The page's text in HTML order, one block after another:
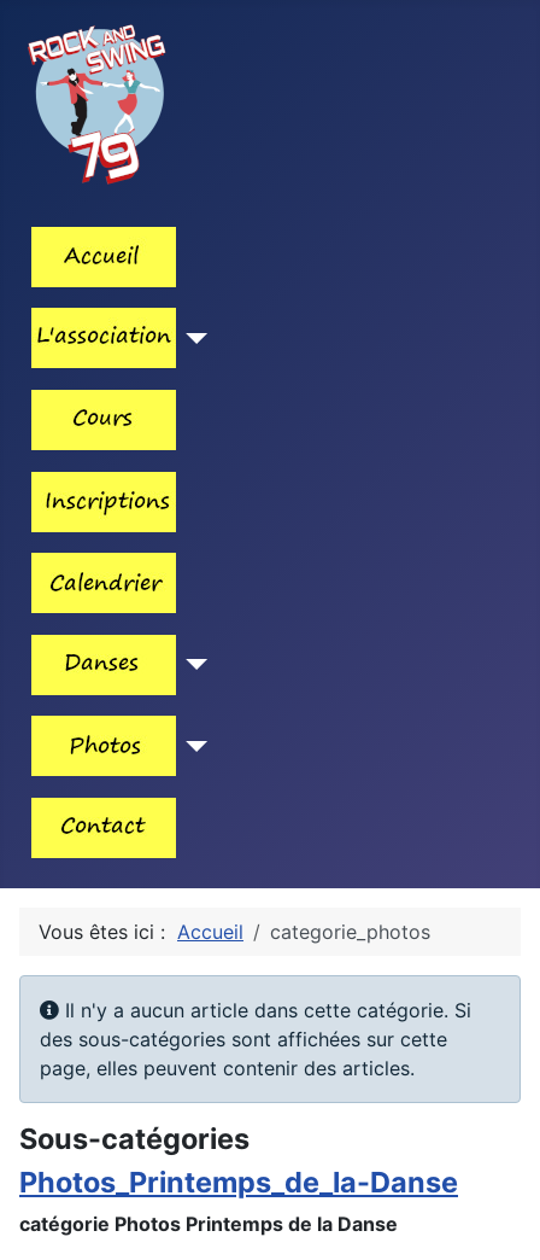
Vous êtes ici : Accueil categorie_photos
Information
Il n'y a aucun article dans cette catégorie. Si
des sous-catégories sont affichées sur cette
page, elles peuvent contenir des articles.
Sous-catégories
Photos_Printemps_de_la-Danse
catégorie Photos Printemps de la Danse